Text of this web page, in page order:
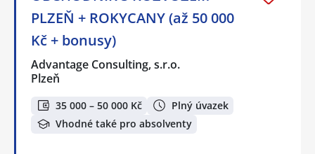
PLZEŇ + ROKYCANY (až 50 000
Kč + bonusy)
Advantage Consulting, s.r.o.
Plzeň
35 000 – 50 000 Kč
Plný úvazek
Vhodné také pro absolventy